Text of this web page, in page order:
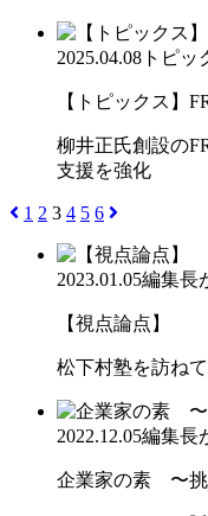
2025.04.08 トピッ
【トピックス】
柳井正氏創設の
支援を強化
1 2 3 4 5 6
2023.01.05編集長
【視点論点】
松下村塾を訪ねて
2022.12.05編集長
企業家の素 〜挑